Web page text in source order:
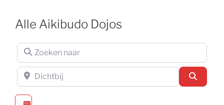
Alle Aikibudo Dojos
Zoeken naar
Dichtbij